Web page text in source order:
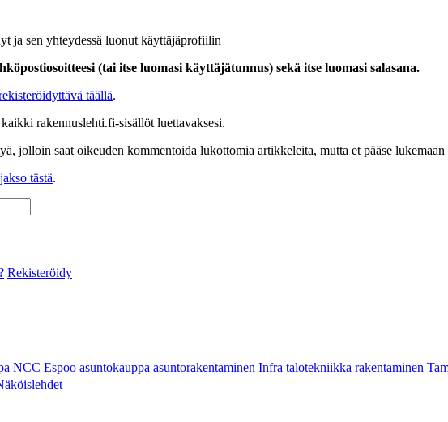
ja sen yhteydessä luonut käyttäjäprofiilin
(tai itse luomasi käyttäjätunnus) sekä itse luomasi salasana.
täällä.
rakennuslehti.fi-sisällöt luettavaksesi.
jolloin saat oikeuden kommentoida lukottomia artikkeleita, mutta et pääse
tästä.
Rekisteröidy
NCC Espoo asuntokauppa asuntorakentaminen Infra talotekniikka rakentaminen